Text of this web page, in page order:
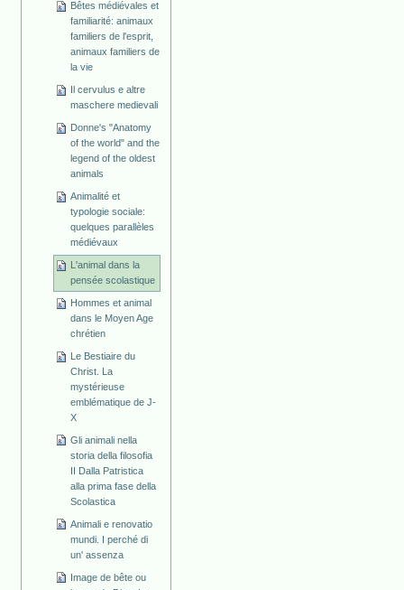
Bêtes médiévales et
familiarité: animaux
familiers de l'esprit,
animaux familiers de
la vie
Il cervulus e altre
maschere medievali
Donne's "Anatomy
of the world" and the
legend of the oldest
animals
Animalité et
typologie sociale:
quelques parallèles
médiévaux
L'animal dans la
pensée scolastique
Hommes et animal
dans le Moyen Age
chrétien
Le Bestiaire du
Christ. La
mystérieuse
emblématique de J-
X
Gli animali nella
storia della filosofia
II Dalla Patristica
alla prima fase della
Scolastica
Animali e renovatio
mundi. I perché di
un' assenza
Image de bête ou